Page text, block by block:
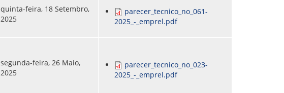
quinta-feira, 18 Setembro,
2025
parecer_tecnico_no_061-
2025_-_emprel.pdf
segunda-feira, 26 Maio,
2025
parecer_tecnico_no_023-
2025_-_emprel.pdf